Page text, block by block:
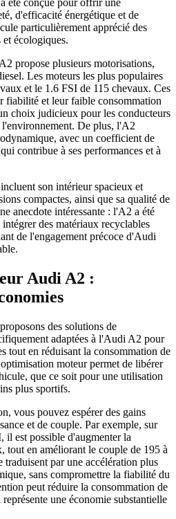
été conçue pour offrir une
d'efficacité énergétique et de
particulièrement apprécié des
et écologiques.
propose plusieurs motorisations,
Les moteurs les plus populaires
et le 1.6 FSI de 115 chevaux. Ces
fiabilité et leur faible consommation
choix judicieux pour les conducteurs
De plus, l'A2
avec un coefficient de
contribue à ses performances et à
son intérieur spacieux et
compactes, ainsi que sa qualité de
anecdote intéressante : l'A2 a été
des matériaux recyclables
de l'engagement précoce d'Audi
Audi A2 :
des solutions de
adaptées à l'Audi A2 pour
tout en réduisant la consommation de
moteur permet de libérer
que ce soit pour une utilisation
plus sportifs.
vous pouvez espérer des gains
et de couple. Par exemple, sur
est possible d'augmenter la
tout en améliorant le couple de 195 à
traduisent par une accélération plus
sans compromettre la fiabilité du
peut réduire la consommation de
une économie substantielle